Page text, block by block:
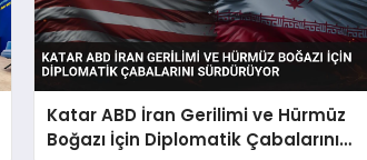
Katar ABD İran Gerilimi ve Hürmüz
Boğazı İçin Diplomatik Çabalarını